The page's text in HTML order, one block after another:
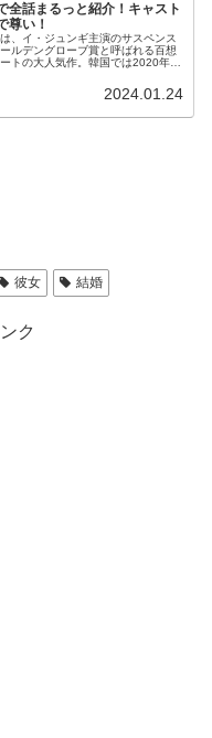
全話まるっと紹介！キャスト
尊い！
、イ・ジュンギ主演のサスペンス
ルデングローブ賞と呼ばれる百想
トの大人気作。韓国では2020年7
2024.01.24
彼女 結婚
ク